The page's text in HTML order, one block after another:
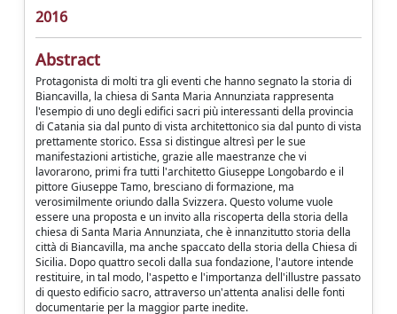
2016
Abstract
Protagonista di molti tra gli eventi che hanno segnato la storia di
Biancavilla, la chiesa di Santa Maria Annunziata rappresenta
l'esempio di uno degli edifici sacri più interessanti della provincia
di Catania sia dal punto di vista architettonico sia dal punto di vista
prettamente storico. Essa si distingue altresì per le sue
manifestazioni artistiche, grazie alle maestranze che vi
lavorarono, primi fra tutti l'architetto Giuseppe Longobardo e il
pittore Giuseppe Tamo, bresciano di formazione, ma
verosimilmente oriundo dalla Svizzera. Questo volume vuole
essere una proposta e un invito alla riscoperta della storia della
chiesa di Santa Maria Annunziata, che è innanzitutto storia della
città di Biancavilla, ma anche spaccato della storia della Chiesa di
Sicilia. Dopo quattro secoli dalla sua fondazione, l'autore intende
restituire, in tal modo, l'aspetto e l'importanza dell'illustre passato
di questo edificio sacro, attraverso un'attenta analisi delle fonti
documentarie per la maggior parte inedite.